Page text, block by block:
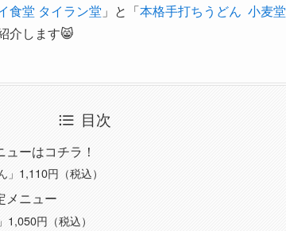
食堂 タイラン堂 」と「本格手打ちうどん 小麦堂
介します😸
目次
ューはコチラ！
」1,110円（税込）
メニュー
1,050円（税込）